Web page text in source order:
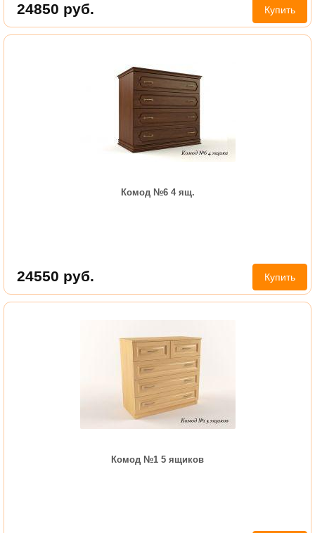
24850 руб. Купить
Комод №6 4 ящ.
24550 руб. Купить
Комод №1 5 ящиков